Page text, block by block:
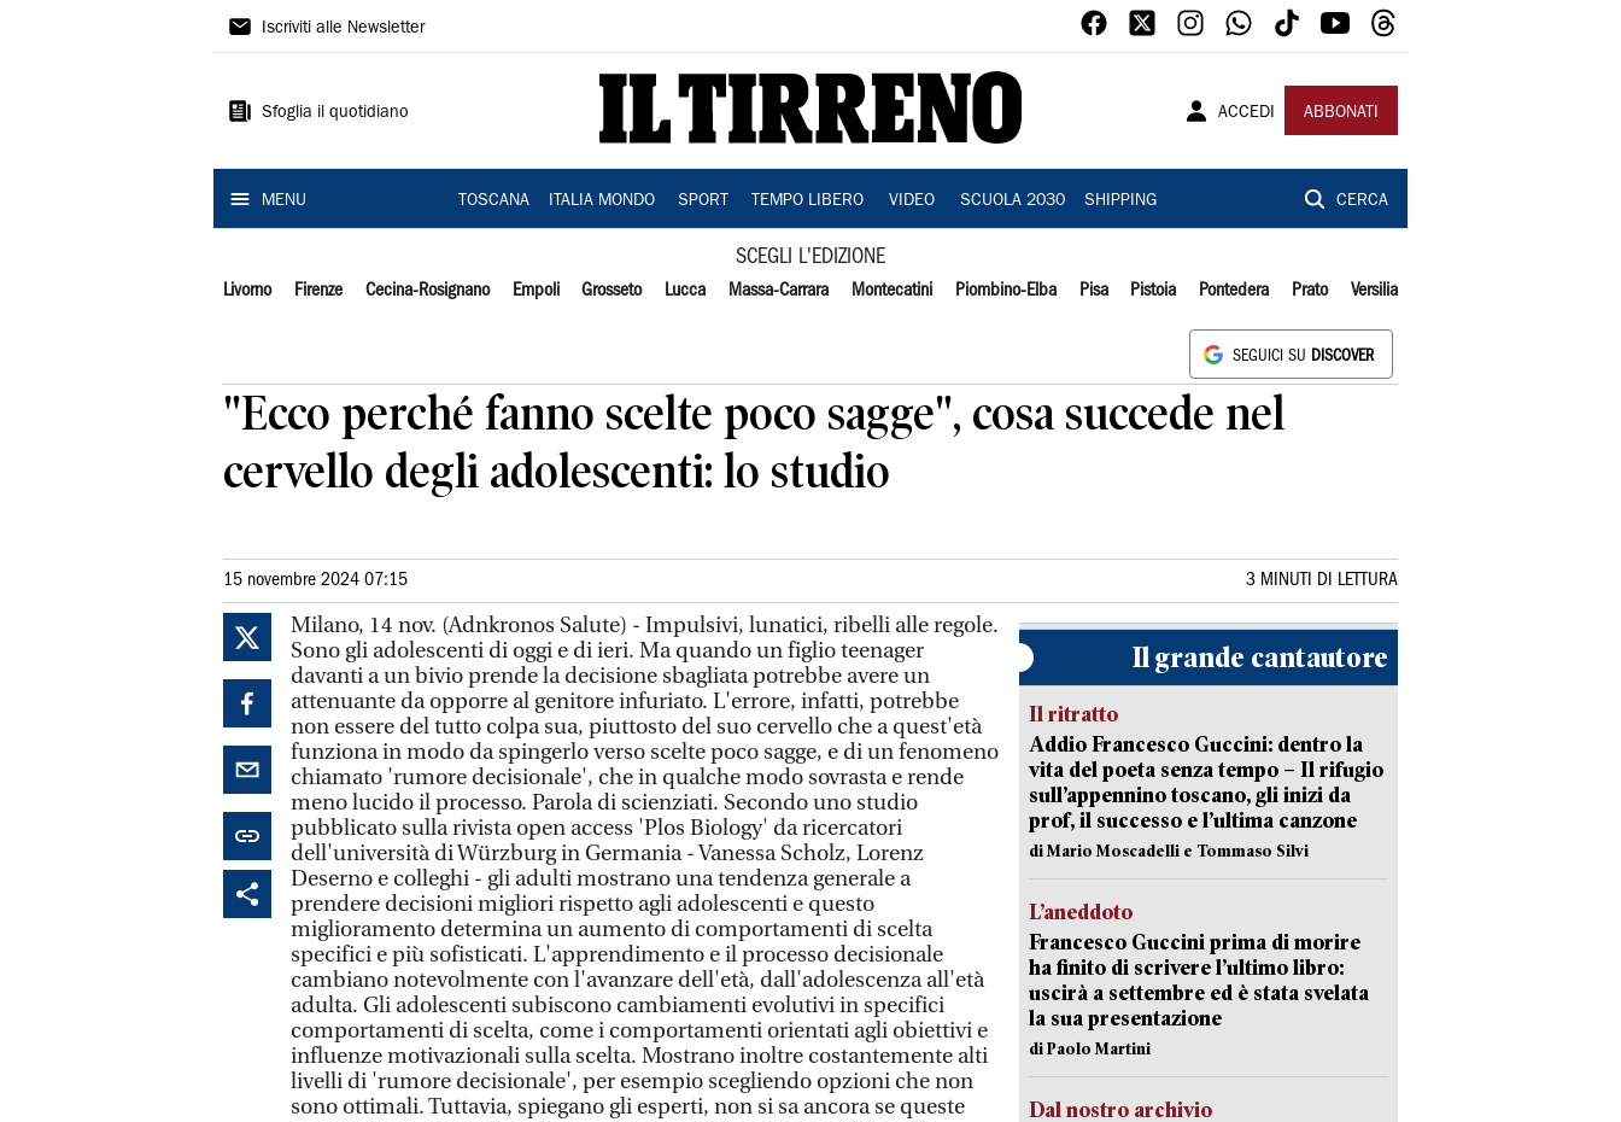
Il
Iscriviti alle Newsletter
Sfoglia il quotidiano ACCEDI ABBONATI
MENU TOSCANA ITALIA MONDO SPORT TEMPO LIBERO VIDEO SCUOLA 2030 SHIPPING CERCA
SCEGLI L'EDIZIONE
Livorno Firenze Cecina-Rosignano Empoli Grosseto Lucca Massa-Carrara Montecatini Piombino-Elba Pisa Pistoia Pontedera Prato Versilia
SEGUICI SU DISCOVER
"Ecco perché fanno scelte poco sagge", cosa succede nel
cervello degli adolescenti: lo studio
15 novembre 2024 07:15 3 MINUTI DI LETTURA
Milano, 14 nov. (Adnkronos Salute) - Impulsivi, lunatici, ribelli alle regole.
Sono gli adolescenti di oggi e di ieri. Ma quando un figlio teenager
davanti a un bivio prende la decisione sbagliata potrebbe avere un
attenuante da opporre al genitore infuriato. L'errore, infatti, potrebbe
non essere del tutto colpa sua, piuttosto del suo cervello che a quest'età
funziona in modo da spingerlo verso scelte poco sagge, e di un fenomeno
chiamato 'rumore decisionale', che in qualche modo sovrasta e rende
meno lucido il processo. Parola di scienziati. Secondo uno studio
pubblicato sulla rivista open access 'Plos Biology' da ricercatori
dell'università di Würzburg in Germania - Vanessa Scholz, Lorenz
Deserno e colleghi - gli adulti mostrano una tendenza generale a
prendere decisioni migliori rispetto agli adolescenti e questo
miglioramento determina un aumento di comportamenti di scelta
specifici e più sofisticati. L'apprendimento e il processo decisionale
cambiano notevolmente con l'avanzare dell'età, dall'adolescenza all'età
adulta. Gli adolescenti subiscono cambiamenti evolutivi in specifici
comportamenti di scelta, come i comportamenti orientati agli obiettivi e
influenze motivazionali sulla scelta. Mostrano inoltre costantemente alti
livelli di 'rumore decisionale', per esempio scegliendo opzioni che non
sono ottimali. Tuttavia, spiegano gli esperti, non si sa ancora se queste
Il grande cantautore
Il ritratto
Addio Francesco Guccini: dentro la
vita del poeta senza tempo – Il rifugio
sull’appennino toscano, gli inizi da
prof, il successo e l’ultima canzone
di Mario Moscadelli e Tommaso Silvi
L’aneddoto
Francesco Guccini prima di morire
ha finito di scrivere l’ultimo libro:
uscirà a settembre ed è stata svelata
la sua presentazione
di Paolo Martini
Dal nostro archivio